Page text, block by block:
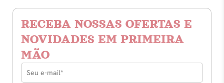
RECEBA NOSSAS OFERTAS E
NOVIDADES EM PRIMEIRA
MÃO